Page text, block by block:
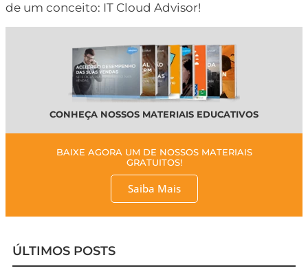
de um conceito: IT Cloud Advisor!
CONHEÇA NOSSOS MATERIAIS EDUCATIVOS
BAIXE AGORA UM DE NOSSOS MATERIAIS
GRATUITOS!
Saiba Mais
ÚLTIMOS POSTS